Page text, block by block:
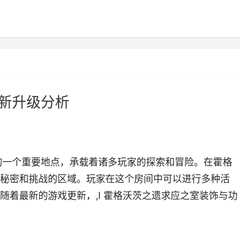
升级分析
个重要地点，承载着诸多玩家的探索和冒险。在霍格
密和挑战的区域。玩家在这个房间中可以进行多种活
着最新的游戏更新，,I 霍格沃茨之遗求应之室装饰与功